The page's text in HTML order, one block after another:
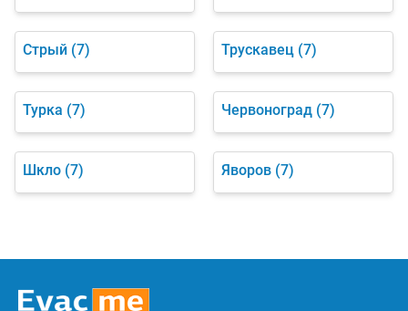
Стрый (7) Трускавец (7)
Турка (7) Червоноград (7)
Шкло (7) Яворов (7)